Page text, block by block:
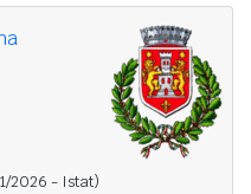
2026 - Istat)